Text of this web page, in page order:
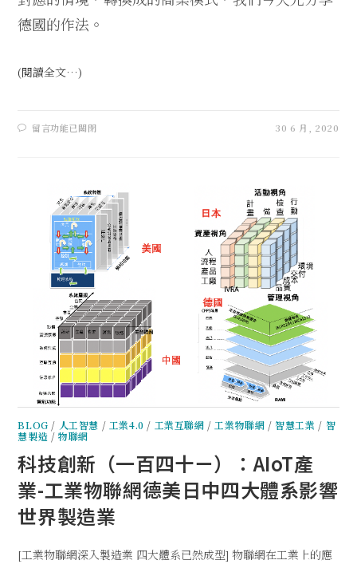
德國的作法。
(閱讀全文…)
留言功能已關閉 30 6 月, 2020
BLOG / 人工智慧 / 工業4.0 / 工業互聯網 / 工業物聯網 /智慧工業 / 智
慧製造 /物聯網
科技創新（一百四十ㄧ）：AIoT產
業-工業物聯網德美日中四大體系影響
世界製造業
[工業物聯網深入製造業 四大體系已然成型] 物聯網在工業上的應